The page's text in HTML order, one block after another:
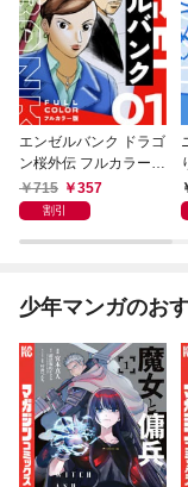
エンゼルバンク ドラゴ
ン桜外伝 フルカラー版
（１）
715 357
割引
少年マンガのお